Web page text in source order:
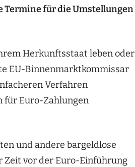
Termine für die Umstellungen
Herkunftsstaat leben oder
EU-Binnenmarktkommissar
Verfahren
für Euro-Zahlungen
und andere bargeldlose
Zeit vor der Euro-Einführung